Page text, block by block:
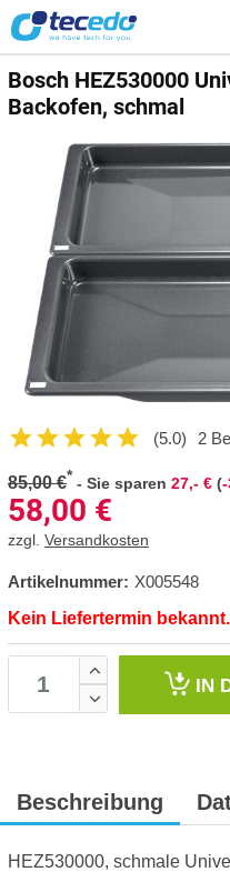
Bosch HEZ530000
Backofen, schmal
(5.0) 2
85,00 €* - Sie sparen 27,- € (-
58,00 €
zzgl. Versandkosten
Artikelnummer: X005548
Kein Liefertermin bekannt.
IN
Beschreibung
HEZ530000, schmale